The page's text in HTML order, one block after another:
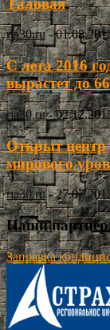
Таловая
ria30.ru -
С лета 2016
вырастет до
ria30.ru -
Открыт центр
мирового
ria30.ru -
Наши
Заправка